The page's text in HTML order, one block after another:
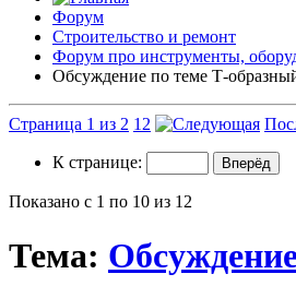
Форум
Строительство и ремонт
Форум про инструменты,
Обсуждение по теме Т-
Страница 1 из 2 1 2
К странице:
Показано с 1 по 10 из 12
Тема: